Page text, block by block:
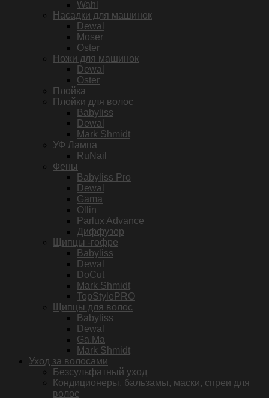
Wahl
Насадки для машинок
Dewal
Moser
Oster
Ножи для машинок
Dewal
Oster
Плойка
Плойки для волос
Babyliss
Dewal
Mark Shmidt
УФ Лампа
RuNail
Фены
Babyliss Pro
Dewal
Gama
Ollin
Parlux Advance
Диффузор
Щипцы -гофре
Babyliss
Dewal
DoCut
Mark Shmidt
TopStylePRO
Щипцы для волос
Babyliss
Dewal
Ga.Ma
Mark Shmidt
Уход за волосами
Безсульфатный уход
Кондиционеры, бальзамы, маски, спреи для
волос